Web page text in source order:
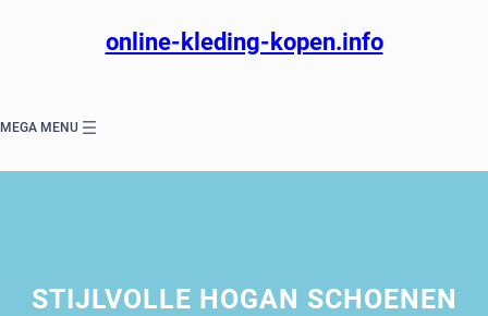
online-kleding-kopen.info
MEGA MENU
STIJLVOLLE HOGAN SCHOENEN